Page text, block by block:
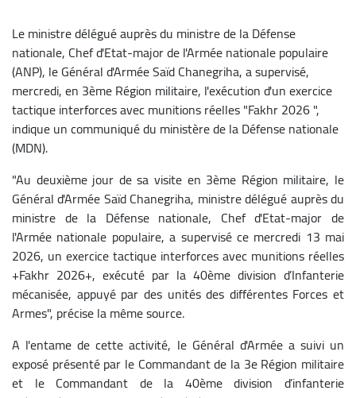
Le ministre délégué auprès du ministre de la Défense
nationale, Chef d'Etat-major de l'Armée nationale populaire
(ANP), le Général d'Armée Saïd Chanegriha, a supervisé,
mercredi, en 3ème Région militaire, l'exécution d'un exercice
tactique interforces avec munitions réelles "Fakhr 2026 ",
indique un communiqué du ministère de la Défense nationale
(MDN).
"Au deuxième jour de sa visite en 3ème Région militaire, le
Général d'Armée Saïd Chanegriha, ministre délégué auprès du
ministre de la Défense nationale, Chef d'Etat-major de
l'Armée nationale populaire, a supervisé ce mercredi 13 mai
2026, un exercice tactique interforces avec munitions réelles
+Fakhr 2026+, exécuté par la 40ème division d’Infanterie
mécanisée, appuyé par des unités des différentes Forces et
Armes", précise la même source.
A l'entame de cette activité, le Général d'Armée a suivi un
exposé présenté par le Commandant de la 3e Région militaire
et le Commandant de la 40ème division d’infanterie